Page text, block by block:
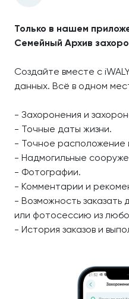
Только в нашем
Семейный Архив
Создайте вместе с
данных. Всё в одном
- Захоронения и
- Точные даты жизни.
- Точное расположение
- Надмогильные
- Фотографии.
- Комментарии и
- Возможность заказать
или фотосессию из
- История заказов и